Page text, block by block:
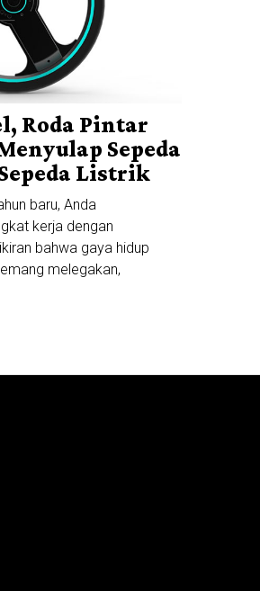
Roda Pintar
Sepeda
Listrik
baru, Anda
kerja dengan
bahwa gaya hidup
melegakan,